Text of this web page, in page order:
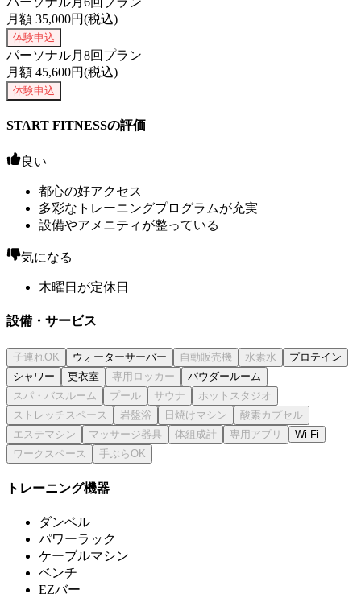
月額 35,000円(税込)
体験申込
パーソナル月8回プラン
月額 45,600円(税込)
体験申込
START FITNESSの評価
良い
都心の好アクセス
多彩なトレーニングプログラムが充実
設備やアメニティが整っている
気になる
木曜日が定休日
設備・サービス
ウォーターサーバー
プロテイン
シャワー
更衣室 パウダールーム
Wi-Fi
トレーニング機器
ダンベル
パワーラック
ケーブルマシン
ベンチ
EZバー